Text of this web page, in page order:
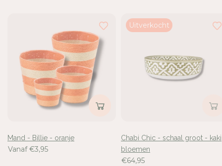
Mand - Billie - oranje
Vanaf €3,95
Uitverkocht
Chabi Chic - schaal groot - kaki
bloemen
€64,95